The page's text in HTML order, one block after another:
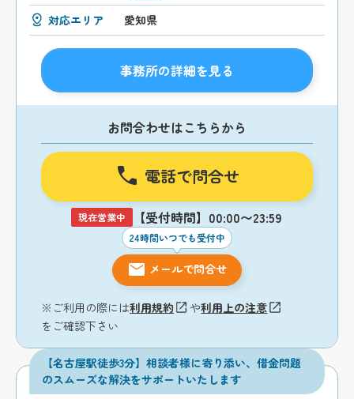
対応エリア 愛知県
事務所の詳細を見る
お問合わせはこちらから
電話で問合せ
現在営業中 【受付時間】00:00〜23:59
24時間いつでも受付中
メールで問合せ
※ご利用の際には利用規約 や利用上の注意
をご確認下さい
【名古屋駅徒歩3分】相談者様に寄り添い、借金問題
のスムーズな解決をサポートいたします